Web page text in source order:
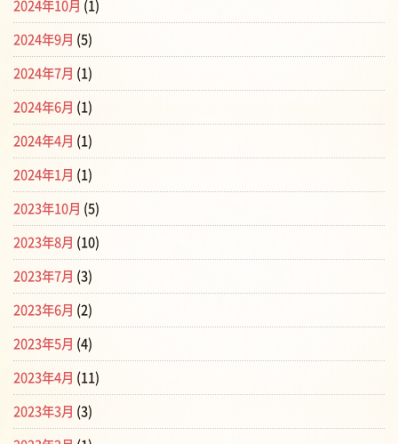
2024年10月 (1)
2024年9月 (5)
2024年7月 (1)
2024年6月 (1)
2024年4月 (1)
2024年1月 (1)
2023年10月 (5)
2023年8月 (10)
2023年7月 (3)
2023年6月 (2)
2023年5月 (4)
2023年4月 (11)
2023年3月 (3)